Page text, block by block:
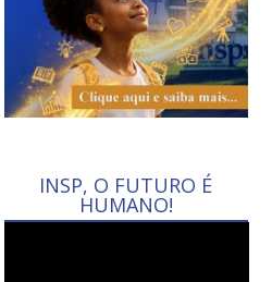
INSP, O FUTURO É
HUMANO!